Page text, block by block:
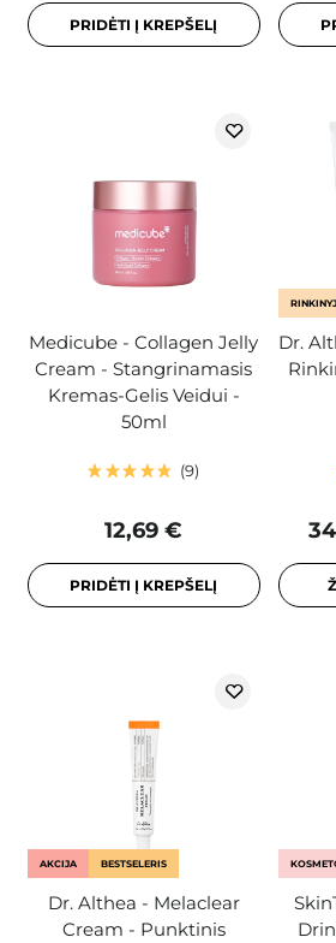
PRIDĖTI Į KREPŠELĮ
Medicube - Collagen Jelly
Cream - Stangrinamasis
Kremas-Gelis Veidui -
50ml
9
12,69 €
PRIDĖTI Į KREPŠELĮ
Dr.
AKCIJA BESTSELERIS
Dr. Althea - Melaclear
Cream - Punktinis